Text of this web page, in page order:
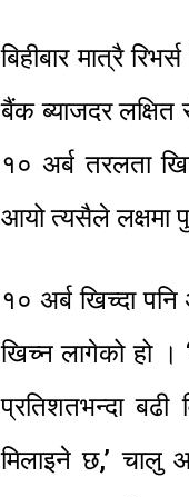
बिहीबार मात्रै
बैंक ब्याजदर लक्षित
१० अर्ब तरलता
आयो त्यसैले लक्षमा
१० अर्ब खिच्दा
खिच्न लागेको हो ।
प्रतिशतभन्दा बढी
मिलाइने छ,’ चालु